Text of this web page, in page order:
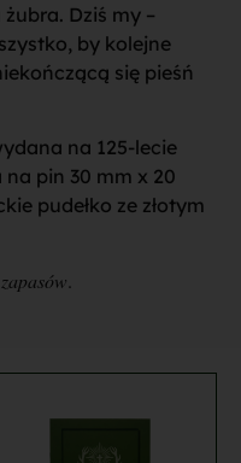
Dziś my –
by kolejne
się pieśń
na 125-lecie
pin 30 mm x 20
pudełko ze złotym